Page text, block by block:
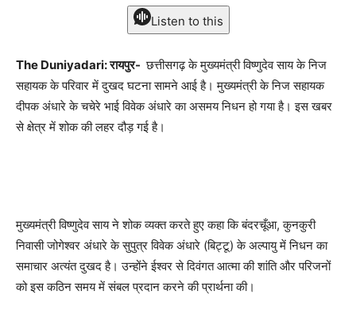
Listen to this
The Duniyadari: रायपुर- छत्तीसगढ़ के मुख्यमंत्री विष्णुदेव साय के निज
सहायक के परिवार में दुखद घटना सामने आई है। मुख्यमंत्री के निज सहायक
दीपक अंधारे के चचेरे भाई विवेक अंधारे का असमय निधन हो गया है। इस खबर
से क्षेत्र में शोक की लहर दौड़ गई है।
मुख्यमंत्री विष्णुदेव साय ने शोक व्यक्त करते हुए कहा कि बंदरचूँआ, कुनकुरी
निवासी जोगेश्वर अंधारे के सुपुत्र विवेक अंधारे (बिट्टू) के अल्पायु में निधन का
समाचार अत्यंत दुखद है। उन्होंने ईश्वर से दिवंगत आत्मा की शांति और परिजनों
को इस कठिन समय में संबल प्रदान करने की प्रार्थना की।